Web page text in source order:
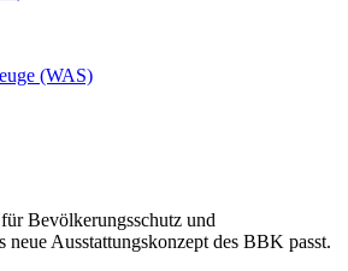
(WAS)
Bevölkerungsschutz und
Ausstattungskonzept des BBK passt.